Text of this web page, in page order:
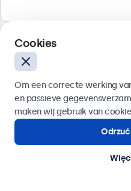
Wielopunktowy panel
Wejścia: HDMI, DisplayPort,
Montaż: biurkowy, w
Rozmiar: 576 x 348 x 44 mm
2 849,00 zł
3 504,27 zł z VAT
Lub zadzwoń pod
Potrzebujesz pomocy?
Kontakt ze specjalistą.
Cookies
Om een correcte werking
en passieve
maken wij gebruik van